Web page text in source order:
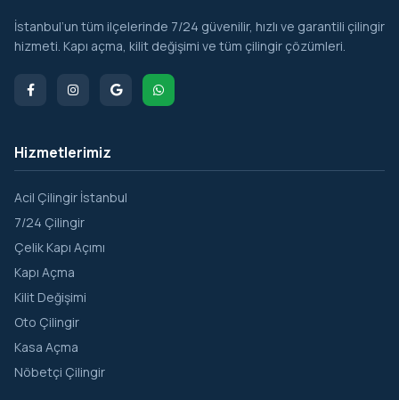
İstanbul’un tüm ilçelerinde 7/24 güvenilir, hızlı ve garantili çilingir
hizmeti. Kapı açma, kilit değişimi ve tüm çilingir çözümleri.
Hizmetlerimiz
Acil Çilingir İstanbul
7/24 Çilingir
Çelik Kapı Açımı
Kapı Açma
Kilit Değişimi
Oto Çilingir
Kasa Açma
Nöbetçi Çilingir